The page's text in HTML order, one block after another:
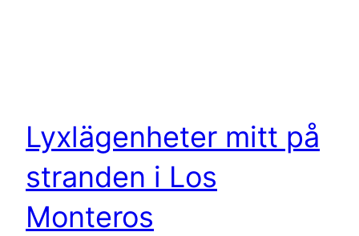
Lyxlägenheter mitt på
stranden i Los
Monteros